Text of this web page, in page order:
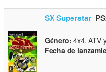
SX Superstar
Género: 4x4, ATV
Fecha de